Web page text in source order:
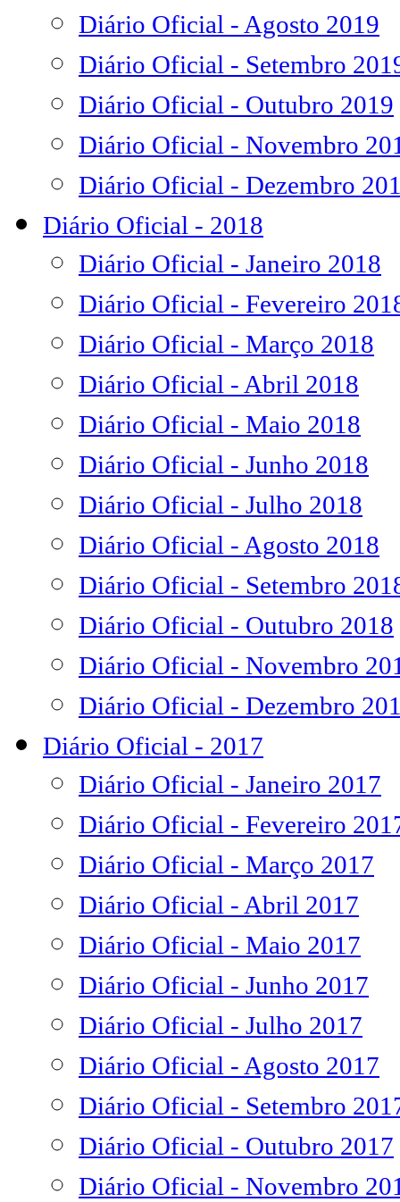
Diário Oficial - Agosto 2019
Diário Oficial - Setembro
Diário Oficial - Outubro 2019
Diário Oficial - Novembro
Diário Oficial - Dezembro
Diário Oficial - 2018
Diário Oficial - Janeiro 2018
Diário Oficial - Fevereiro
Diário Oficial - Março 2018
Diário Oficial - Abril 2018
Diário Oficial - Maio 2018
Diário Oficial - Junho 2018
Diário Oficial - Julho 2018
Diário Oficial - Agosto 2018
Diário Oficial - Setembro
Diário Oficial - Outubro 2018
Diário Oficial - Novembro
Diário Oficial - Dezembro
Diário Oficial - 2017
Diário Oficial - Janeiro 2017
Diário Oficial - Fevereiro
Diário Oficial - Março 2017
Diário Oficial - Abril 2017
Diário Oficial - Maio 2017
Diário Oficial - Junho 2017
Diário Oficial - Julho 2017
Diário Oficial - Agosto 2017
Diário Oficial - Setembro
Diário Oficial - Outubro 2017
Diário Oficial - Novembro